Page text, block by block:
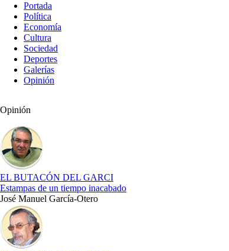
Portada
Política
Economía
Cultura
Sociedad
Deportes
Galerías
Opinión
Opinión
EL BUTACÓN DEL GARCI
Estampas de un tiempo inacabado
José Manuel García-Otero